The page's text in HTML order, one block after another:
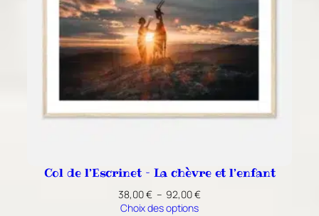
Col de l’Escrinet – La chèvre et l’enfant
38,00€ – 92,00€Plage
Choix des options